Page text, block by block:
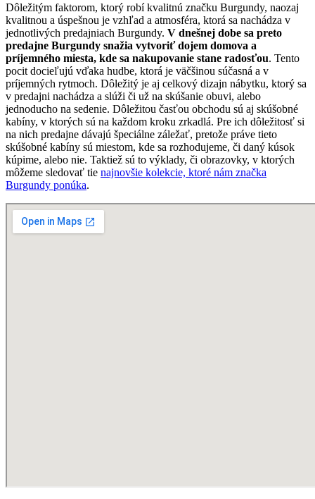
Dôležitým faktorom, ktorý robí kvalitnú značku Burgundy, naozaj
kvalitnou a úspešnou je vzhľad a atmosféra, ktorá sa nachádza v
jednotlivých predajniach Burgundy. V dnešnej dobe sa preto
predajne Burgundy snažia vytvoriť dojem domova a
príjemného miesta, kde sa nakupovanie stane radosťou. Tento
pocit docieľujú vďaka hudbe, ktorá je väčšinou súčasná a v
príjemných rytmoch. Dôležitý je aj celkový dizajn nábytku, ktorý sa
v predajni nachádza a slúži či už na skúšanie obuvi, alebo
jednoducho na sedenie. Dôležitou časťou obchodu sú aj skúšobné
kabíny, v ktorých sú na každom kroku zrkadlá. Pre ich dôležitosť si
na nich predajne dávajú špeciálne záležať, pretože práve tieto
skúšobné kabíny sú miestom, kde sa rozhodujeme, či daný kúsok
kúpime, alebo nie. Taktiež sú to výklady, či obrazovky, v ktorých
môžeme sledovať tie najnovšie kolekcie, ktoré nám značka
Burgundy ponúka.